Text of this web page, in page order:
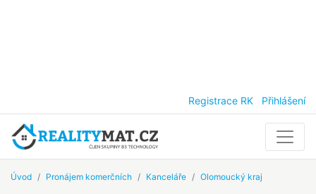
Registrace RK Přihlášení
Úvod Pronájem komerčních Kanceláře Olomoucký kraj